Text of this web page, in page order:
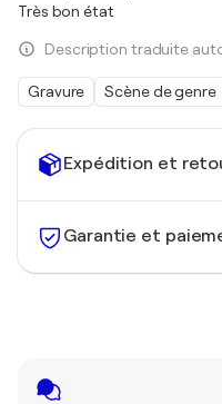
Expédition et
Garantie et
Très bon état
Description traduite
Gravure Scène de genre